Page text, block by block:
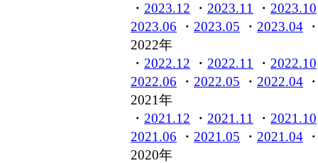
・ 2023.12 ・ 2023.11 ・ 2023.10
2023.06 ・ 2023.05 ・ 2023.04
2022年
・ 2022.12 ・ 2022.11 ・ 2022.10
2022.06 ・ 2022.05 ・ 2022.04
2021年
・ 2021.12 ・ 2021.11 ・ 2021.10
2021.06 ・ 2021.05 ・ 2021.04
2020年